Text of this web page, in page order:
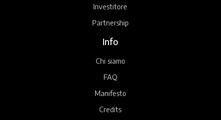
Investitore
Partnership
Info
Chi siamo
FAQ
Manifesto
Credits